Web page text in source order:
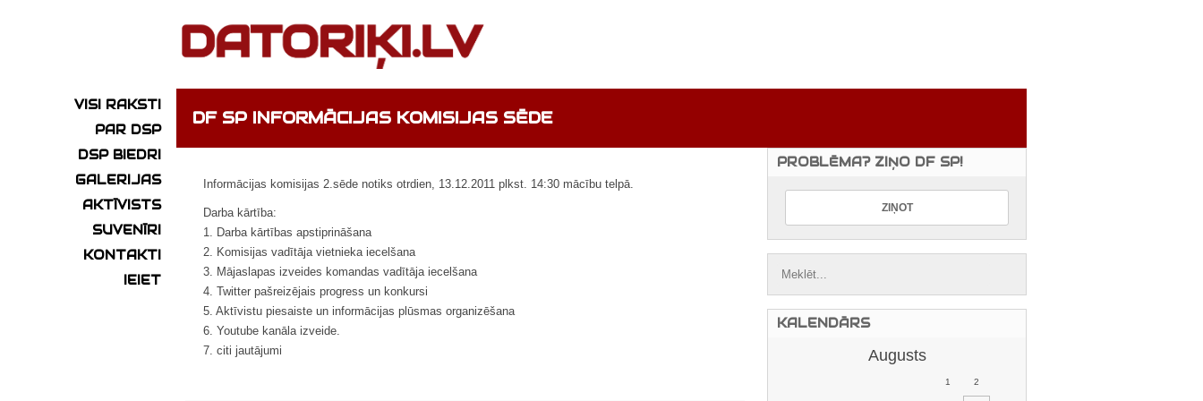
VISI RAKSTI
PAR DSP
DSP BIEDRI
GALERIJAS
AKTĪVISTS
SUVENĪRI
KONTAKTI
IEIET
DF SP INFORMĀCIJAS KOMISIJAS SĒDE
Informācijas komisijas 2.sēde notiks otrdien, 13.12.2011 plkst. 14:30 mācību telpā.
Darba kārtība:
1. Darba kārtības apstiprināšana
2. Komisijas vadītāja vietnieka iecelšana
3. Mājaslapas izveides komandas vadītāja iecelšana
4. Twitter pašreizējais progress un konkursi
5. Aktīvistu piesaiste un informācijas plūsmas organizēšana
6. Youtube kanāla izveide.
7. citi jautājumi
PROBLĒMA? ZIŅO DF SP!
KALENDĀRS
Augusts
1 2